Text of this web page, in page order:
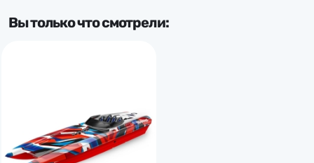
Вы только что смотрели: